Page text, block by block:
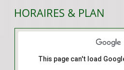
HORAIRES & PLAN
This page can't load